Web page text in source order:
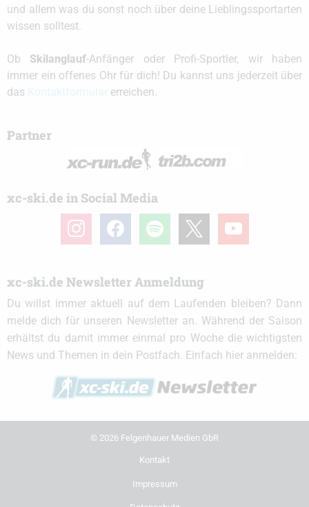
und allem was du sonst noch über deine Lieblingssportarten
wissen solltest.
Ob Skilanglauf-Anfänger oder Profi-Sportler, wir haben
immer ein offenes Ohr für dich! Du kannst uns jederzeit über
das
erreichen.
Partner
xc-ski.de in Social Media
instagramfacebook spotify youtube
xc-ski.de Newsletter Anmeldung
Du willst immer aktuell auf dem Laufenden bleiben? Dann
melde dich für unseren Newsletter an. Während der Saison
erhältst du damit immer einmal pro Woche die wichtigsten
News und Themen in dein Postfach. Einfach hier anmelden:
© 2026 Felgenhauer Medien GbR
Kontakt
Impressum